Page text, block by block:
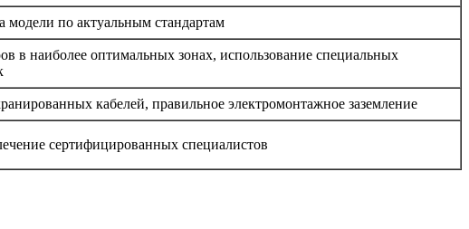
модели по актуальным стандартам
в наиболее оптимальных зонах, использование специальных
кабелей, правильное электромонтажное заземление
сертифицированных специалистов